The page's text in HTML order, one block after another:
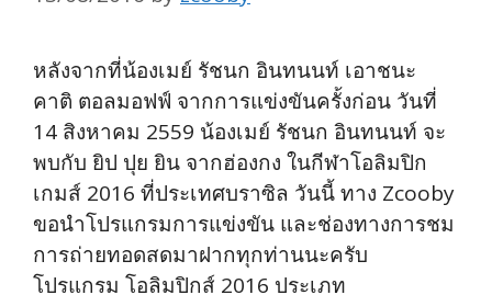
หลังจากที่น้องเมย์ รัชนก อินทนนท์ เอาชนะ
คาติ ตอลมอฟฟ์ จากการแข่งขันครั้งก่อน วันที่
14 สิงหาคม 2559 น้องเมย์ รัชนก อินทนนท์ จะ
พบกับ ยิป ปุย ยิน จากฮ่องกง ในกีฬาโอลิมปิก
เกมส์ 2016 ที่ประเทศบราซิล วันนี้ ทาง Zcooby
ขอนำโปรแกรมการแข่งขัน และช่องทางการชม
การถ่ายทอดสดมาฝากทุกท่านนะครับ
โปรแกรม โอลิมปิกส์ 2016 ประเภท